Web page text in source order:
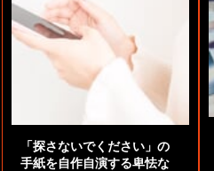
「探さないでください」の
手紙を自作自演する卑怯な